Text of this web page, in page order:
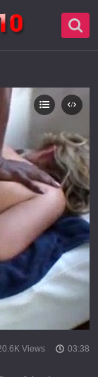
Views 03:38